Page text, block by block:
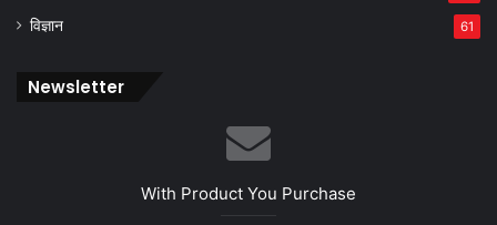
विज्ञान 61
Newsletter
With Product You Purchase